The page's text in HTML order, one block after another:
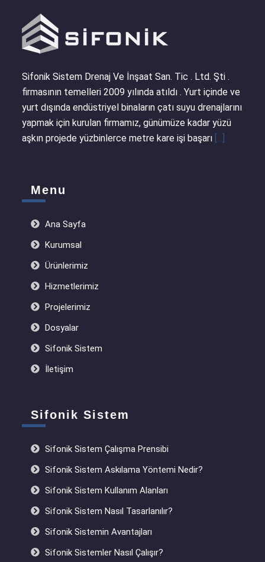
Sifonik Sistem Drenaj Ve İnşaat San. Tic . Ltd. Şti .
firmasının temelleri 2009 yılında atıldı . Yurt içinde ve
yurt dışında endüstriyel binaların çatı suyu drenajlarını
yapmak için kurulan firmamız, günümüze kadar yüzü
aşkın projede yüzbinlerce metre kare işi başarı [...]
Menu
Ana Sayfa
Kurumsal
Ürünlerimiz
Hizmetlerimiz
Projelerimiz
Dosyalar
Sifonik Sistem
İletişim
Sifonik Sistem
Sifonik Sistem Çalışma Prensibi
Sifonik Sistem Askılama Yöntemi Nedir?
Sifonik Sistem Kullanım Alanları
Sifonik Sistem Nasıl Tasarlanılır?
Sifonik Sistemin Avantajları
Sifonik Sistemler Nasıl Çalışır?